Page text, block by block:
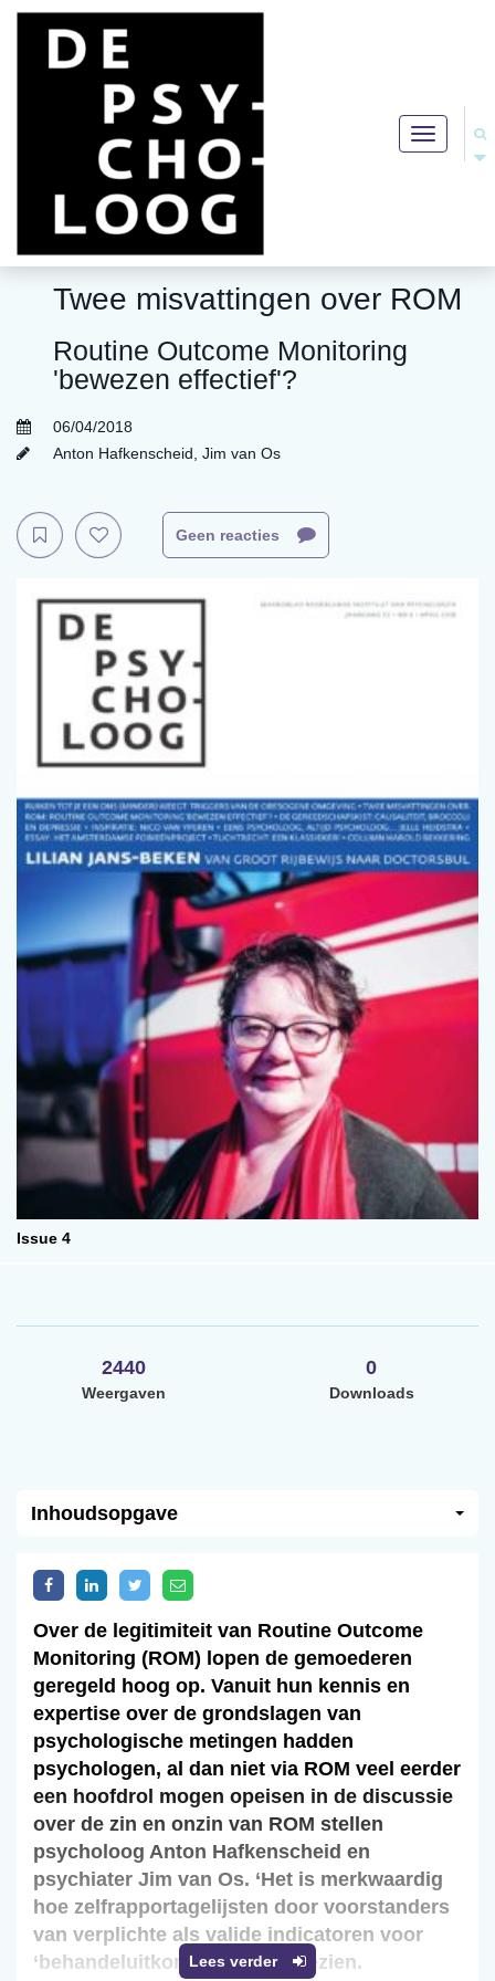
Toggle
navigation
Twee misvattingen over ROM
Routine Outcome Monitoring
'bewezen effectief'?
06/04/2018
Anton Hafkenscheid Jim van Os
Geen reacties
Issue 4
2440
Weergaven
0
Downloads
Inhoudsopgave
Lees verder
Over de legitimiteit van Routine Outcome
Monitoring (ROM) lopen de gemoederen
geregeld hoog op. Vanuit hun kennis en
expertise over de grondslagen van
psychologische metingen hadden
psychologen, al dan niet via ROM veel eerder
een hoofdrol mogen opeisen in de discussie
over de zin en onzin van ROM stellen
psycholoog Anton Hafkenscheid en
psychiater Jim van Os. ‘Het is merkwaardig
hoe zelfrapportagelijsten door voorstanders
van verplichte als valide indicatoren voor
‘behandeluitkomst’ worden gezien.